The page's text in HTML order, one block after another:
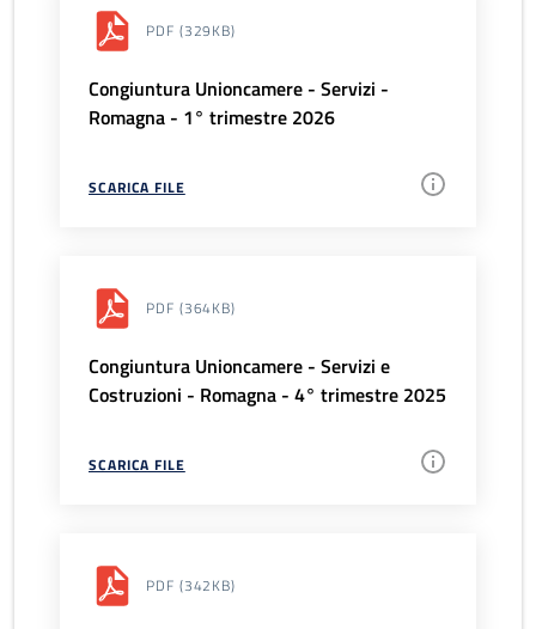
PDF (329KB)
Congiuntura Unioncamere - Servizi -
Romagna - 1° trimestre 2026
SCARICA FILE
PDF (364KB)
Congiuntura Unioncamere - Servizi e
Costruzioni - Romagna - 4° trimestre 2025
SCARICA FILE
PDF (342KB)